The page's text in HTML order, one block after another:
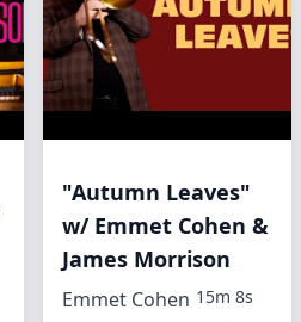
"Autumn Leaves"
w/ Emmet Cohen &
James Morrison
Emmet Cohen 15m 8s